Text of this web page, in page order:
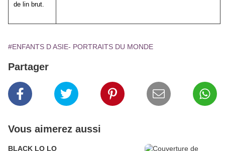
de lin brut.
#ENFANTS D ASIE- PORTRAITS DU MONDE
Partager
Vous aimerez aussi
BLACK LO LO